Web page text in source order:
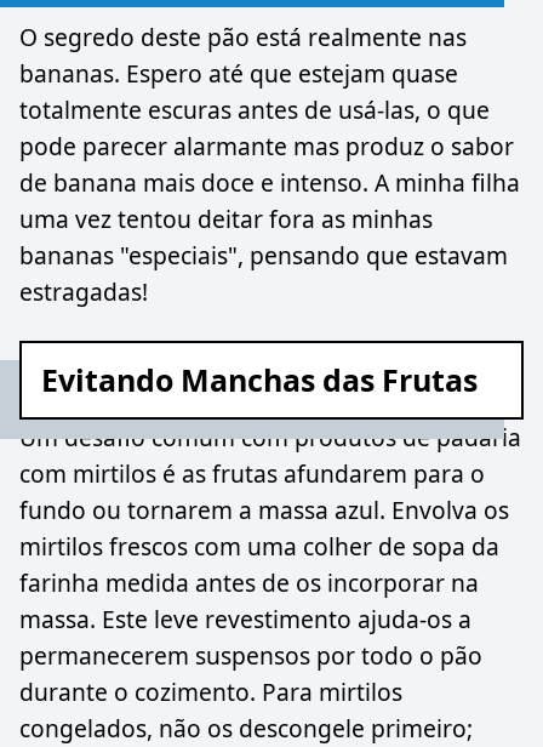
O segredo deste pão está realmente nas
bananas. Espero até que estejam quase
totalmente escuras antes de usá-las, o que
pode parecer alarmante mas produz o sabor
de banana mais doce e intenso. A minha filha
uma vez tentou deitar fora as minhas
bananas "especiais", pensando que estavam
estragadas!
Evitando Manchas das Frutas
Um desafio comum com produtos de padaria
com mirtilos é as frutas afundarem para o
fundo ou tornarem a massa azul. Envolva os
mirtilos frescos com uma colher de sopa da
farinha medida antes de os incorporar na
massa. Este leve revestimento ajuda-os a
permanecerem suspensos por todo o pão
durante o cozimento. Para mirtilos
congelados, não os descongele primeiro;